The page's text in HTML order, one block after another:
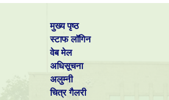
मुख्य पृष्ठ
स्टाफ लॉगिन
वेब मेल
अधिसूचना
अलुम्नी
चित्र गैलरी